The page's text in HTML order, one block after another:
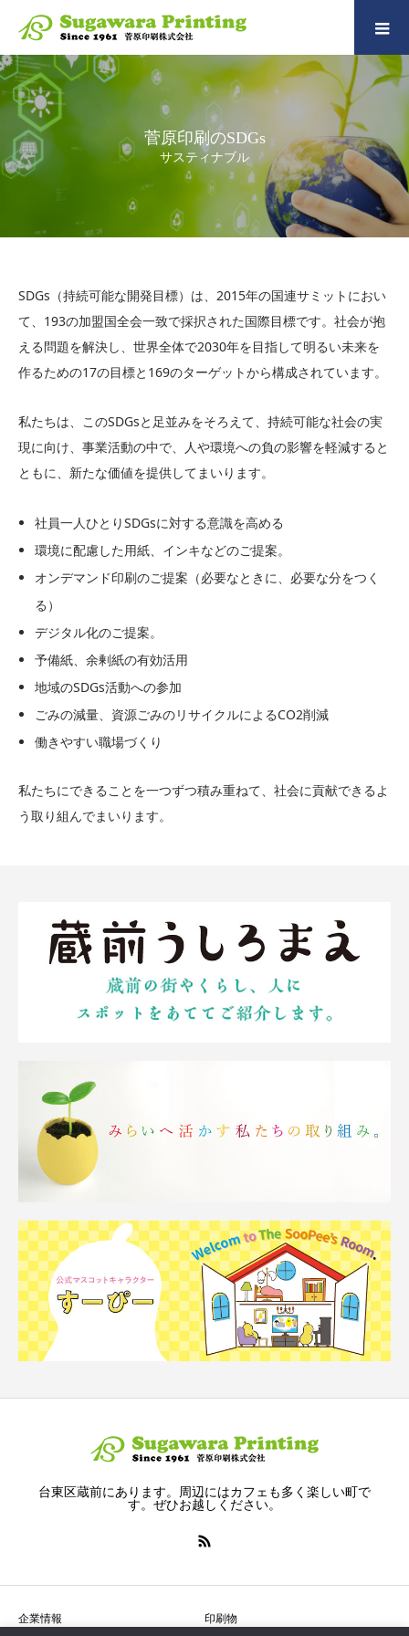
菅原印刷のSDGs
サスティナブル
SDGs（持続可能な開発目標）は、2015年の国連サミットにおい
て、193の加盟国全会一致で採択された国際目標です。社会が抱
える問題を解決し、世界全体で2030年を目指して明るい未来を
作るための17の目標と169のターゲットから構成されています。
私たちは、このSDGsと足並みをそろえて、持続可能な社会の実
現に向け、事業活動の中で、人や環境への負の影響を軽減すると
ともに、新たな価値を提供してまいります。
社員一人ひとりSDGsに対する意識を高める
環境に配慮した用紙、インキなどのご提案。
オンデマンド印刷のご提案（必要なときに、必要な分をつく
る）
デジタル化のご提案。
予備紙、余剰紙の有効活用
地域のSDGs活動への参加
ごみの減量、資源ごみのリサイクルによるCO2削減
働きやすい職場づくり
私たちにできることを一つずつ積み重ねて、社会に貢献できるよ
う取り組んでまいります。
台東区蔵前にあります。周辺にはカフェも多く楽しい町で
す。ぜひお越しください。
企業情報 印刷物